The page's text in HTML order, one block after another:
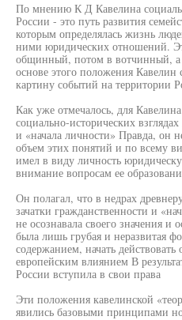
По мнению К Д Кавелина
России - это путь развития
которым определялась жизнь
ними юридических отношений.
общинный, потом в вотчинный, а
основе этого положения Кавелин
картину событий на территории
Как уже отмечалось, для
социально-исторических
и «начала личности» Правда, он
объем этих понятий и по всему
имел в виду личность
внимание вопросам ее
Он полагал, что в недрах
зачатки гражданственности и
не осознавала своего значения и
была лишь грубая и неразвитая
содержанием, начать
европейским влиянием В
России вступила в свои права
Эти положения кавелинской
явились базовыми принципами